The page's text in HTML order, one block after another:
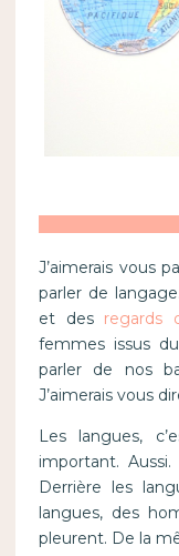
J’aimerais vous
parler de
et des regards
femmes issus
parler de nos
J’aimerais vous
Les langues,
important.
Derrière les
langues, des
pleurent. De la